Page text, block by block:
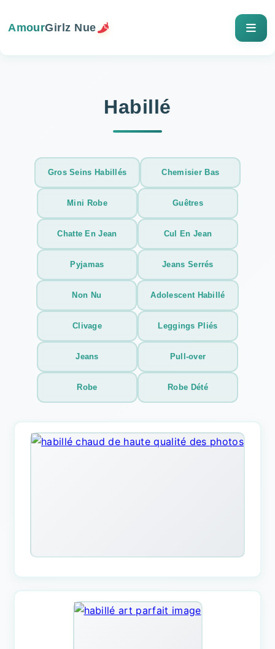
AmourGirlz Nue
Habillé
Gros Seins Habillés Chemisier Bas
Mini Robe Guêtres
Chatte En Jean Cul En Jean
Pyjamas Jeans Serrés
Non Nu Adolescent Habillé
Clivage Leggings Pliés
Jeans Pull-over
Robe Robe Dété